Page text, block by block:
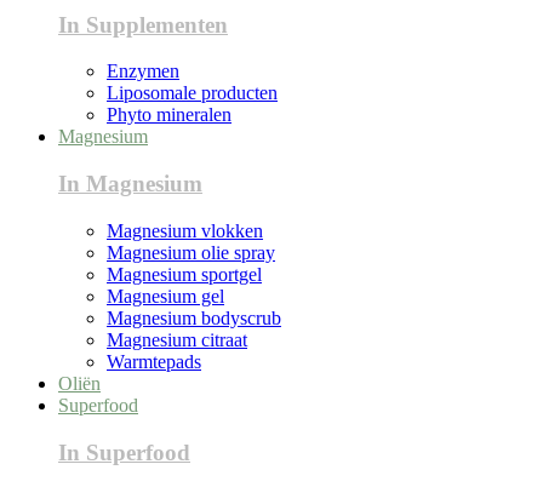
In Supplementen
Enzymen
Liposomale producten
Phyto mineralen
Magnesium
In Magnesium
Magnesium vlokken
Magnesium olie spray
Magnesium sportgel
Magnesium gel
Magnesium bodyscrub
Magnesium citraat
Warmtepads
Oliën
Superfood
In Superfood